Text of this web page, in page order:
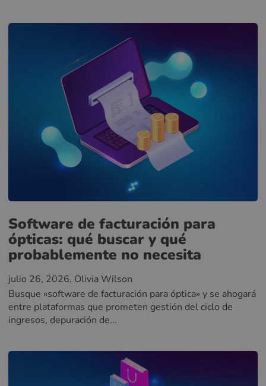
Software de facturación para
ópticas: qué buscar y qué
probablemente no necesita
julio 26, 2026, Olivia Wilson
Busque «software de facturación para óptica» y se ahogará
entre plataformas que prometen gestión del ciclo de
ingresos, depuración de...